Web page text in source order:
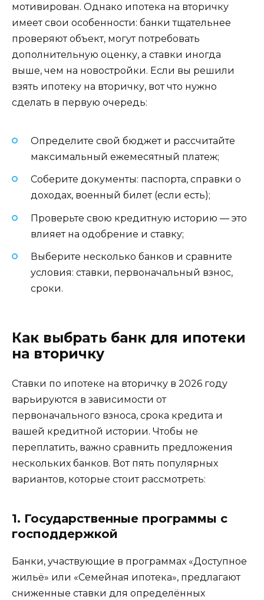
мотивирован. Однако ипотека на вторичку
имеет свои особенности: банки тщательнее
проверяют объект, могут потребовать
дополнительную оценку, а ставки иногда
выше, чем на новостройки. Если вы решили
взять ипотеку на вторичку, вот что нужно
сделать в первую очередь:
Определите свой бюджет и рассчитайте
максимальный ежемесятный платеж;
Соберите документы: паспорта, справки о
доходах, военный билет (если есть);
Проверьте свою кредитную историю — это
влияет на одобрение и ставку;
Выберите несколько банков и сравните
условия: ставки, первоначальный взнос,
сроки.
Как выбрать банк для ипотеки
на вторичку
Ставки по ипотеке на вторичку в 2026 году
варьируются в зависимости от
первоначального взноса, срока кредита и
вашей кредитной истории. Чтобы не
переплатить, важно сравнить предложения
нескольких банков. Вот пять популярных
вариантов, которые стоит рассмотреть:
1. Государственные программы с
господдержкой
Банки, участвующие в программах «Доступное
жильё» или «Семейная ипотека», предлагают
сниженные ставки для определённых